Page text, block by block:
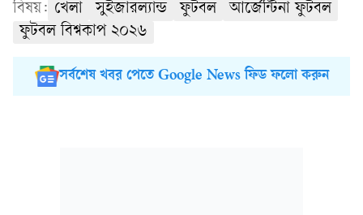
বিষয়: খেলা সুইজারল্যান্ড ফুটবল
আর্জেন্টিনা ফুটবল
ফুটবল বিশ্বকাপ ২০২৬
সর্বশেষ খবর পেতে Google News ফিড ফলো করুন